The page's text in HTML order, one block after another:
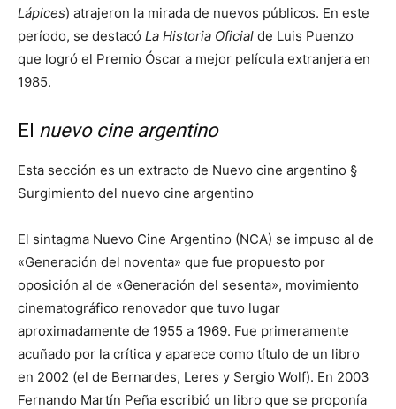
Lápices) atrajeron la mirada de nuevos públicos. En este
período, se destacó La Historia Oficial de Luis Puenzo
que logró el Premio Óscar a mejor película extranjera en
1985.
El nuevo cine argentino
Esta sección es un extracto de Nuevo cine argentino §
Surgimiento del nuevo cine argentino
El sintagma Nuevo Cine Argentino (NCA) se impuso al de
«Generación del noventa» que fue propuesto por
oposición al de «Generación del sesenta», movimiento
cinematográfico renovador que tuvo lugar
aproximadamente de 1955 a 1969. Fue primeramente
acuñado por la crítica y aparece como título de un libro
en 2002 (el de Bernardes, Leres y Sergio Wolf).​ En 2003
Fernando Martín Peña escribió un libro​ que se proponía